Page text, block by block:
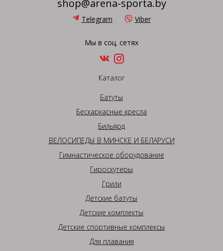
shop@arena-sporta.by
Telegram Viber
Мы в соц. сетях
Каталог
Батуты
Бескаркасные кресла
Бильярд
ВЕЛОСИПЕДЫ В МИНСКЕ И БЕЛАРУСИ
Гимнастическое оборудование
Гироскутеры
Грили
Детские батуты
Детские комплекты
Детские спортивные комплексы
Для плавания